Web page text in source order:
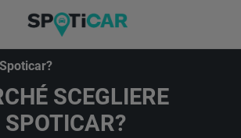
SCEGLIERE
SPOTICAR?